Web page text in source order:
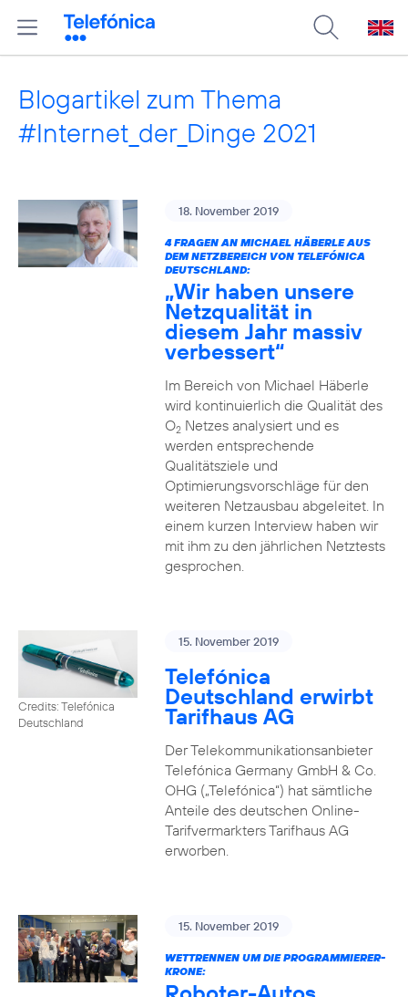
Blogartikel zum Thema
#Internet_der_Dinge 2021
18. November 2019
4 FRAGEN AN MICHAEL HÄBERLE AUS
DEM NETZBEREICH VON TELEFÓNICA
DEUTSCHLAND:
„Wir haben unsere
Netzqualität in
diesem Jahr massiv
verbessert“
Im Bereich von Michael Häberle
wird kontinuierlich die Qualität des
O2Netzes analysiert und es
werden entsprechende
Qualitätsziele und
Optimierungsvorschläge für den
weiteren Netzausbau abgeleitet. In
einem kurzen Interview haben wir
mit ihm zu den jährlichen Netztests
gesprochen.
Credits: Telefónica
Deutschland
15. November 2019
Telefónica
Deutschland erwirbt
Tarifhaus AG
Der Telekommunikationsanbieter
Telefónica Germany GmbH & Co.
OHG („Telefónica“) hat sämtliche
Anteile des deutschen Online-
Tarifvermarkters Tarifhaus AG
erworben.
15. November 2019
WETTRENNEN UM DIE PROGRAMMIERER-
KRONE: